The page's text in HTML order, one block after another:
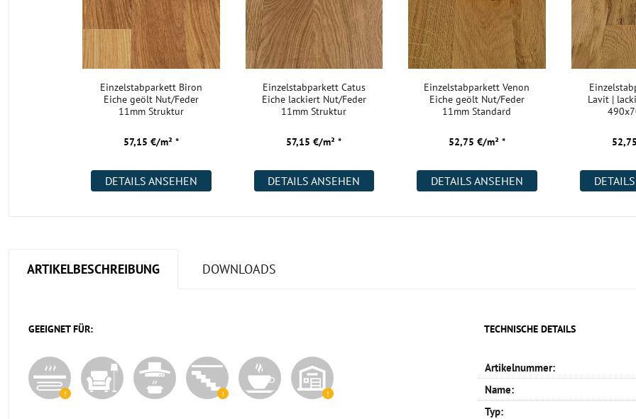
Einzelstabparkett Biron
Eiche geölt Nut/Feder
11mm Struktur
57,15 €/m² *
DETAILS ANSEHEN
Einzelstabparkett Catus
Eiche lackiert Nut/Feder
11mm Struktur
57,15 €/m² *
DETAILS ANSEHEN
Einzelstabparkett Venon
Eiche geölt Nut/Feder
11mm Standard
52,75 €/m² *
DETAILS ANSEHEN
Lavit |
ARTIKELBESCHREIBUNG DOWNLOADS
GEEIGNET FÜR: TECHNISCHE DETAILS
Artikelnummer:
Name:
Typ: